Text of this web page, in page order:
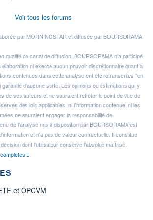
Voir tous les forums
par MORNINGSTAR et diffusée par BOURSORAMA
qualité de canal de diffusion, BOURSORAMA n'a participé
ni exercé aucun pouvoir discrétionnaire quant à
contenues dans cette analyse ont été retranscrites "en
d'aucune sorte. Les opinions ou estimations qui y
de ses auteurs et ne sauraient refléter le point de vue de
des lois applicables, ni l'information contenue, ni les
ne sauraient engager la responsabilité de
de l'analyse mis à disposition par BOURSORAMA est
et n'a pas de valeur contractuelle. Il constitue
dont l'utilisateur conserve l'absolue maîtrise.
et OPCVM